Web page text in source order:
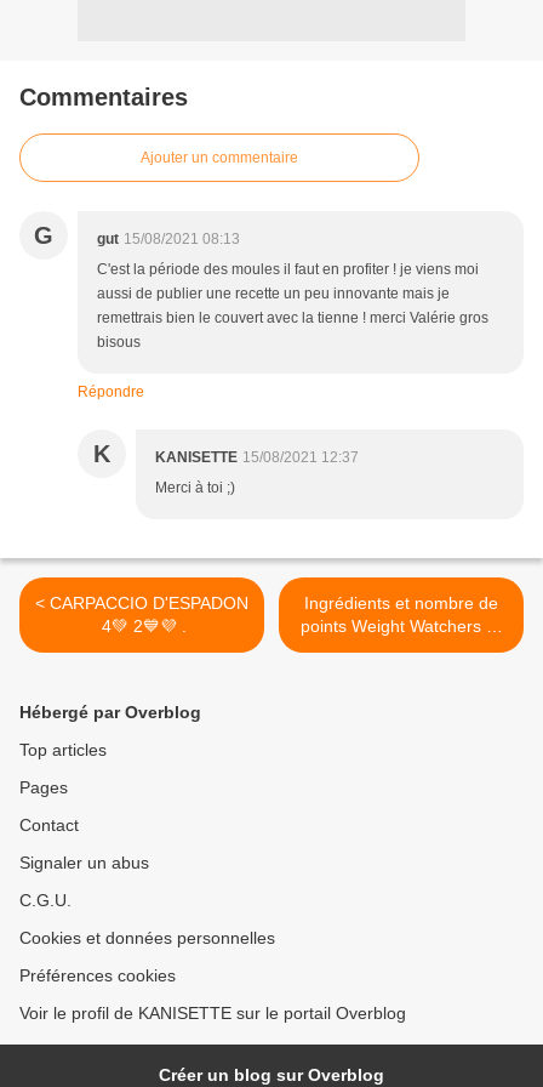
Commentaires
Ajouter un commentaire
G gut 15/08/2021 08:13
C'est la période des moules il faut en profiter ! je viens moi
aussi de publier une recette un peu innovante mais je
remettrais bien le couvert avec la tienne ! merci Valérie gros
bisous
Répondre
K KANISETTE 15/08/2021 12:37
Merci à toi ;)
< CARPACCIO D'ESPADON
4💚 2💙💜 .
Ingrédients et nombre de
points Weight Watchers 💚
💙💜 pour recettes de Cyril
Hébergé par Overblog
Top articles
Pages
Contact
Signaler un abus
C.G.U.
Cookies et données personnelles
Préférences cookies
Voir le profil de KANISETTE sur le portail Overblog
Créer un blog sur Overblog